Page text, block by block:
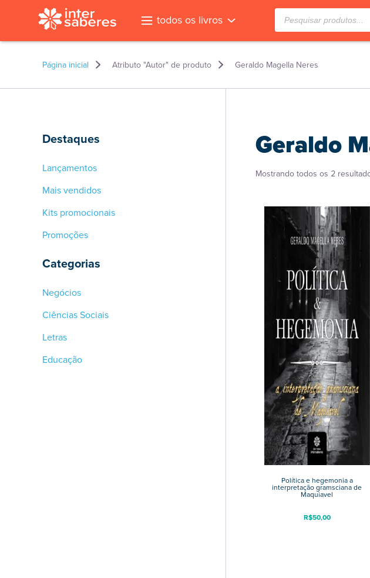
todos os livros
Pesquisar
produtos
Página inicial Atributo "Autor" de produto Geraldo Magella Neres
Destaques
Lançamentos
Mais vendidos
Kits promocionais
Promoções
Categorias
Negócios
Ciências Sociais
Letras
Educação
Geraldo
Mostrando todos os 2
Política e hegemonia a
interpretação gramsciana de
Maquiavel
R$50,00